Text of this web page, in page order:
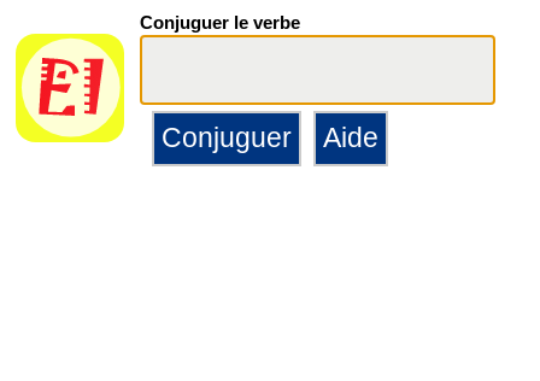
Conjuguer le verbe